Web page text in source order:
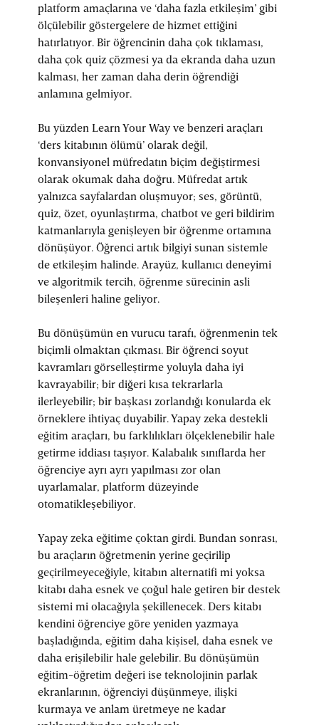
platform amaçlarına ve ‘daha fazla etkileşim’ gibi
ölçülebilir göstergelere de hizmet ettiğini
hatırlatıyor. Bir öğrencinin daha çok tıklaması,
daha çok quiz çözmesi ya da ekranda daha uzun
kalması, her zaman daha derin öğrendiği
anlamına gelmiyor.
Bu yüzden Learn Your Way ve benzeri araçları
‘ders kitabının ölümü’ olarak değil,
konvansiyonel müfredatın biçim değiştirmesi
olarak okumak daha doğru. Müfredat artık
yalnızca sayfalardan oluşmuyor; ses, görüntü,
quiz, özet, oyunlaştırma, chatbot ve geri bildirim
katmanlarıyla genişleyen bir öğrenme ortamına
dönüşüyor. Öğrenci artık bilgiyi sunan sistemle
de etkileşim halinde. Arayüz, kullanıcı deneyimi
ve algoritmik tercih, öğrenme sürecinin asli
bileşenleri haline geliyor.
Bu dönüşümün en vurucu tarafı, öğrenmenin tek
biçimli olmaktan çıkması. Bir öğrenci soyut
kavramları görselleştirme yoluyla daha iyi
kavrayabilir; bir diğeri kısa tekrarlarla
ilerleyebilir; bir başkası zorlandığı konularda ek
örneklere ihtiyaç duyabilir. Yapay zeka destekli
eğitim araçları, bu farklılıkları ölçeklenebilir hale
getirme iddiası taşıyor. Kalabalık sınıflarda her
öğrenciye ayrı ayrı yapılması zor olan
uyarlamalar, platform düzeyinde
otomatikleşebiliyor.
Yapay zeka eğitime çoktan girdi. Bundan sonrası,
bu araçların öğretmenin yerine geçirilip
geçirilmeyeceğiyle, kitabın alternatifi mi yoksa
kitabı daha esnek ve çoğul hale getiren bir destek
sistemi mi olacağıyla şekillenecek. Ders kitabı
kendini öğrenciye göre yeniden yazmaya
başladığında, eğitim daha kişisel, daha esnek ve
daha erişilebilir hale gelebilir. Bu dönüşümün
eğitim-öğretim değeri ise teknolojinin parlak
ekranlarının, öğrenciyi düşünmeye, ilişki
kurmaya ve anlam üretmeye ne kadar